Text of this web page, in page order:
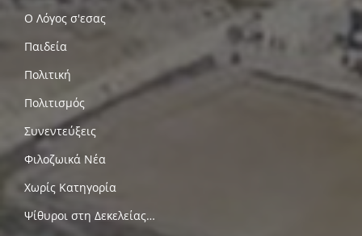
Ο Λόγος σ'εσας
Παιδεία
Πολιτική
Πολιτισμός
Συνεντεύξεις
Φιλοζωικά Νέα
Χωρίς Κατηγορία
Ψίθυροι στη Δεκελείας…